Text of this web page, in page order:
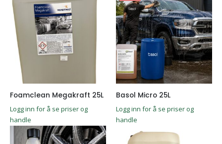
Foamclean Megakraft 25L
Logg inn for å se priser og
handle
Basol Micro 25L
Logg inn for å se priser og
handle